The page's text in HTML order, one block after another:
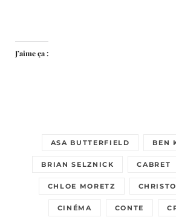
J’aime ça :
ASA BUTTERFIELD BEN
BRIAN SELZNICK CABRET
CHLOE MORETZ
CINÉMA CONTE